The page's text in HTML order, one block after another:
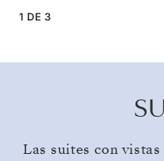
1 DE 3
Las suites con